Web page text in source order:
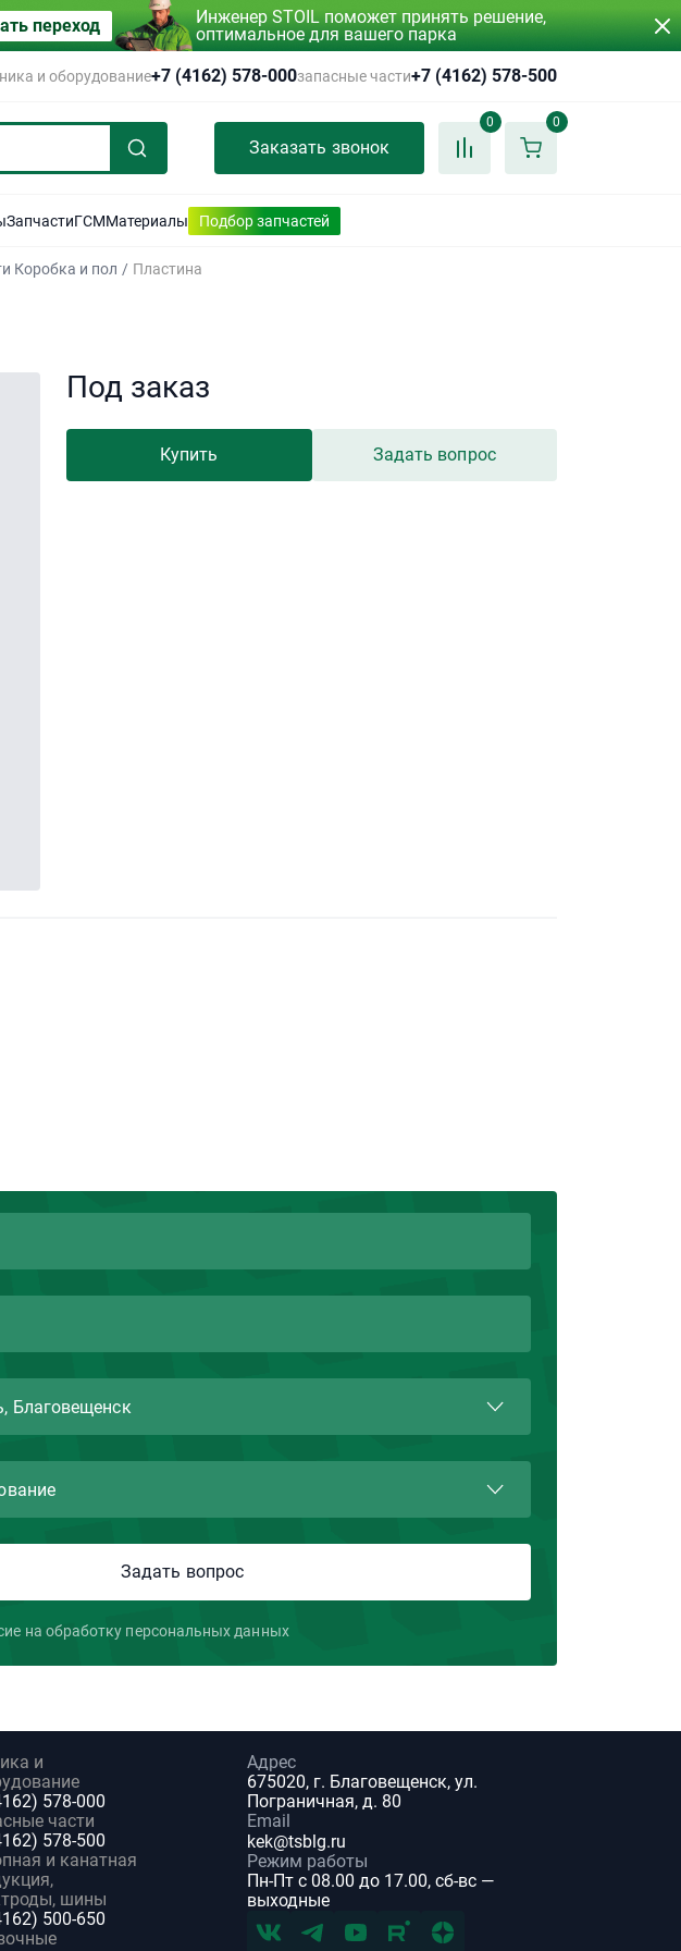
переход
Инженер STOIL поможет принять решение,
оптимальное для вашего парка
и оборудование+7 (4162) 578-000запасные части+7 (4162) 578-500
Заказать звонок
0 0
ЗапчастиГСММатериалы Подбор запчастей
Коробка и пол / Пластина
Под заказ
Купить Задать вопрос
на обработку персональных данных
и
578-000
части
578-500
и канатная
шины
500-650
Адрес
675020, г. Благовещенск, ул.
Пограничная, д. 80
Email
kek@tsblg.ru
Режим работы
Пн-Пт с 08.00 до 17.00, сб-вс —
выходные